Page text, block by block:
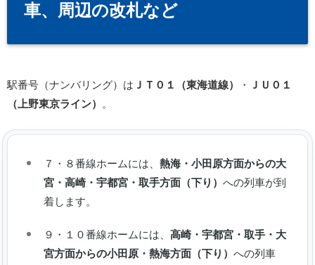
車、周辺の改札など
駅番号（ナンバリング）は ＪＴ０１（東海道線） ・
ＪＵ０１
（上野東京ライン）
。
７・８番線ホームには、 熱海・小田原方面からの大
宮・高崎・宇都宮・取手方面（下り） への列車が到
着します。
９・１０番線ホームには、 高崎・宇都宮・取手・大
宮方面からの小田原・熱海方面（下り） への列車